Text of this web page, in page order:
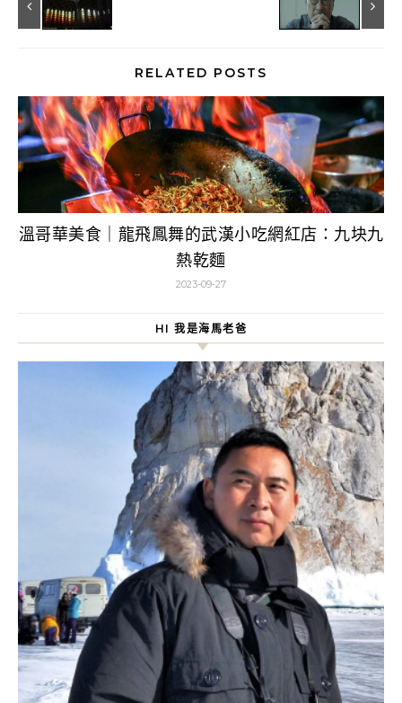
RELATED POSTS
溫哥華美食｜龍飛鳳舞的武漢小吃網紅店：九块九
熱乾麵
2023-09-27
HI 我是海馬老爸